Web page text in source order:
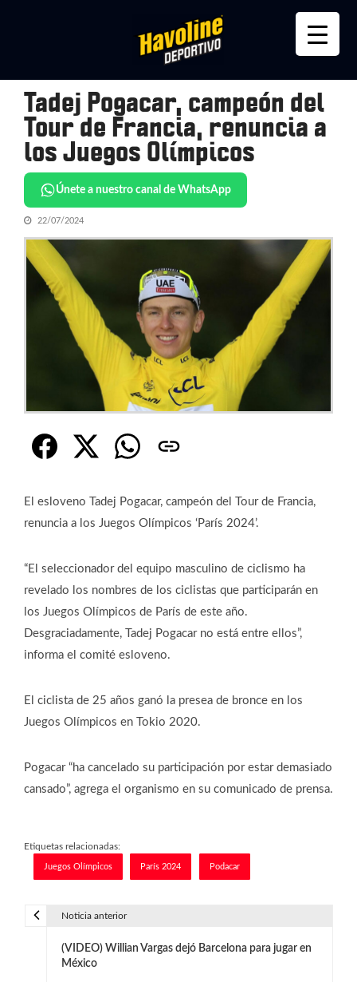
Tadej Pogacar, campeón del
Tour de Francia, renuncia a
los Juegos Olímpicos
Únete a nuestro canal de WhatsApp
22/07/2024
El esloveno Tadej Pogacar, campeón del Tour de Francia,
renuncia a los Juegos Olímpicos ‘París 2024’.
“El seleccionador del equipo masculino de ciclismo ha
revelado los nombres de los ciclistas que participarán en
los Juegos Olímpicos de París de este año.
Desgraciadamente, Tadej Pogacar no está entre ellos”,
informa el comité esloveno.
El ciclista de 25 años ganó la presea de bronce en los
Juegos Olímpicos en Tokio 2020.
Pogacar “ha cancelado su participación por estar demasiado
cansado”, agrega el organismo en su comunicado de prensa.
Etiquetas relacionadas:
Juegos Olímpicos París 2024 Podacar
Noticia anterior
(VIDEO) Willian Vargas dejó Barcelona para jugar en
México